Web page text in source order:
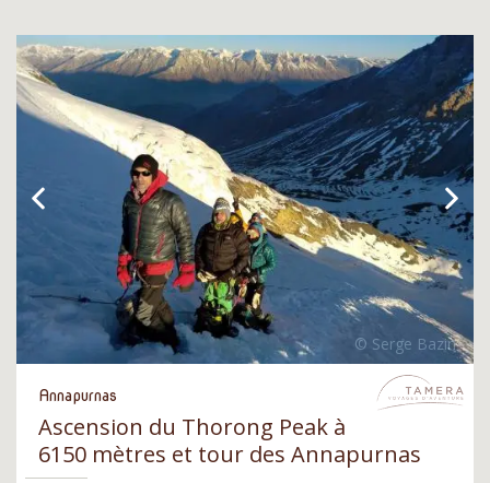
Annapurnas
Ascension du Thorong Peak à
6150 mètres et tour des Annapurnas